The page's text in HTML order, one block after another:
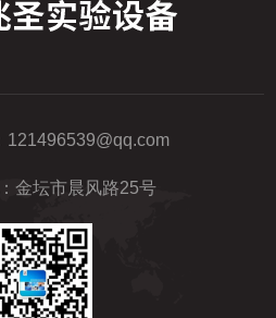
121496539@qq.com
金坛市晨风路25号